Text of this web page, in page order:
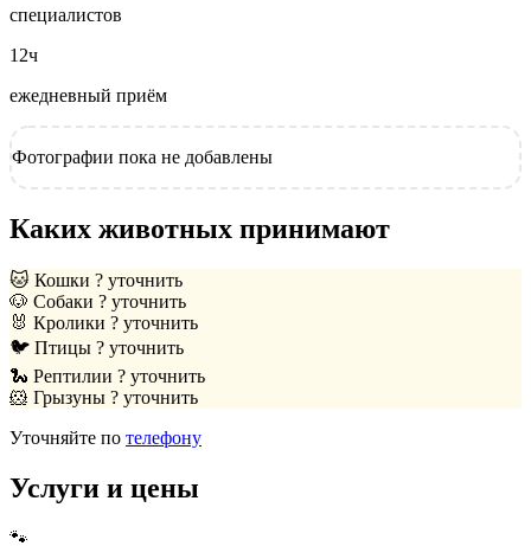
специалистов
12ч
ежедневный приём
Фотографии пока не добавлены
Каких животных принимают
🐱 Кошки ? уточнить
🐶 Собаки ? уточнить
🐰 Кролики ? уточнить
🐦 Птицы ? уточнить
🐍 Рептилии ? уточнить
🐹 Грызуны ? уточнить
Уточняйте по телефону
Услуги и цены
🐾